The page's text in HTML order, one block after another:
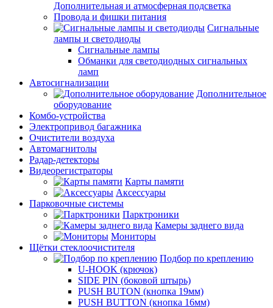
Дополнительная и атмосферная подсветка
Провода и фишки питания
Cигнальные
лампы и светодиоды
Сигнальные лампы
Обманки для светодиодных сигнальных
ламп
Автосигнализации
Дополнительное
оборудование
Комбо-устройства
Электропривод багажника
Очистители воздуха
Автомагнитолы
Радар-детекторы
Видеорегистраторы
Карты памяти
Аксессуары
Парковочные системы
Парктроники
Камеры заднего вида
Мониторы
Щётки стеклоочистителя
Подбор по креплению
U-HOOK (крючок)
SIDE PIN (боковой штырь)
PUSH BUTON (кнопка 19мм)
PUSH BUTTON (кнопка 16мм)